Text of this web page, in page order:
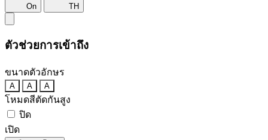
On TH
ตัวช่วยการเข้าถึง
ขนาดตัวอักษร
A A A
โหมดสีตัดกันสูง
ปิด
เปิด